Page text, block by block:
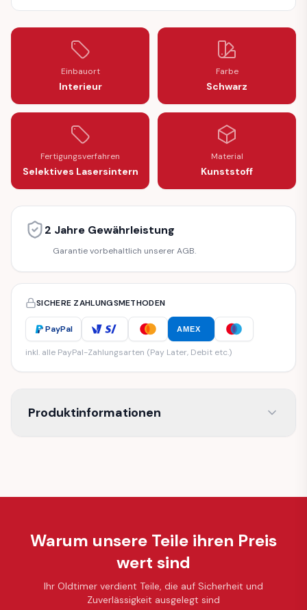
Einbauort
Interieur
Farbe
Schwarz
Fertigungsverfahren
Selektives Lasersintern
Material
Kunststoff
2 Jahre Gewährleistung
Garantie vorbehaltlich unserer AGB.
SICHERE ZAHLUNGSMETHODEN
PayPal AMEX
inkl. alle PayPal-Zahlungsarten (Pay Later, Debit etc.)
Produktinformationen
Warum unsere Teile ihren Preis
wert sind
Ihr Oldtimer verdient Teile, die auf Sicherheit und
Zuverlässigkeit ausgelegt sind